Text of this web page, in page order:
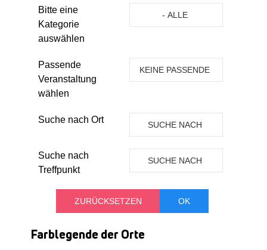
Bitte eine
Kategorie
auswählen
- ALLE
Passende
Veranstaltung
wählen
KEINE PASSENDE
Suche nach Ort SUCHE NACH
ORT
Suche nach
Treffpunkt
SUCHE NACH
Farblegende der Orte